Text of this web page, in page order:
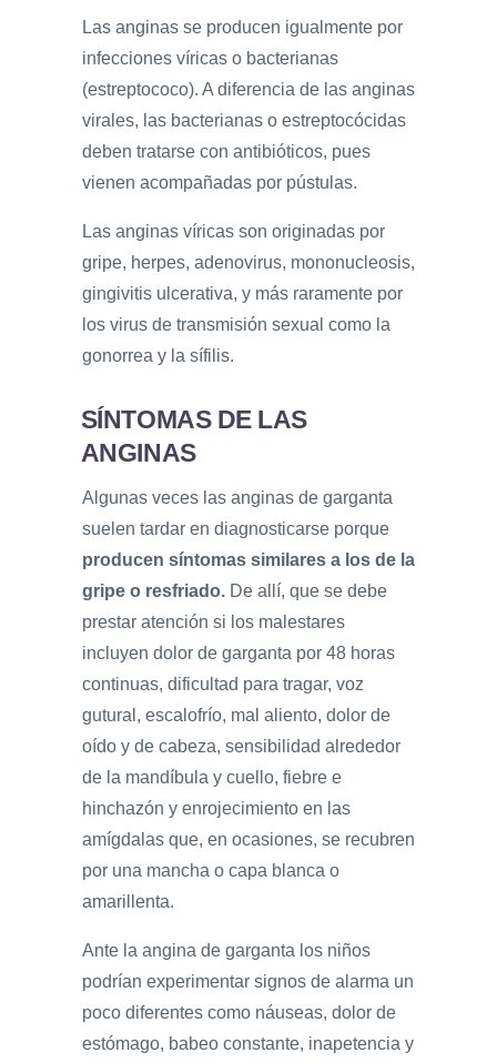
Las anginas se producen igualmente por
infecciones víricas o bacterianas
(estreptococo). A diferencia de las anginas
virales, las bacterianas o estreptocócidas
deben tratarse con antibióticos, pues
vienen acompañadas por pústulas.
Las anginas víricas son originadas por
gripe, herpes, adenovirus, mononucleosis,
gingivitis ulcerativa, y más raramente por
los virus de transmisión sexual como la
gonorrea y la sífilis.
SÍNTOMAS DE LAS
ANGINAS
Algunas veces las anginas de garganta
suelen tardar en diagnosticarse porque
producen síntomas similares a los de la
gripe o resfriado. De allí, que se debe
prestar atención si los malestares
incluyen dolor de garganta por 48 horas
continuas, dificultad para tragar, voz
gutural, escalofrío, mal aliento, dolor de
oído y de cabeza, sensibilidad alrededor
de la mandíbula y cuello, fiebre e
hinchazón y enrojecimiento en las
amígdalas que, en ocasiones, se recubren
por una mancha o capa blanca o
amarillenta.
Ante la angina de garganta los niños
podrían experimentar signos de alarma un
poco diferentes como náuseas, dolor de
estómago, babeo constante, inapetencia y